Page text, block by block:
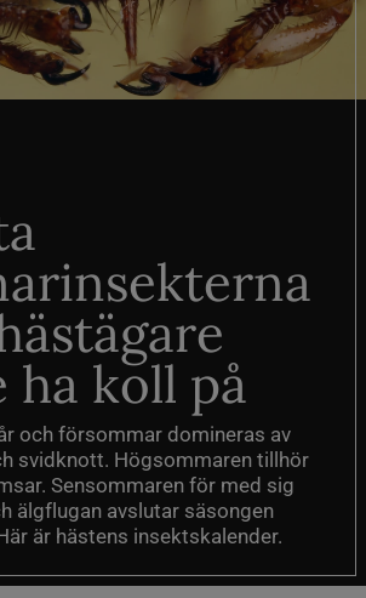
ha koll på
och försommar domineras av
svidknott. Högsommaren tillhör
Sensommaren för med sig
älgflugan avslutar säsongen
är hästens insektskalender.